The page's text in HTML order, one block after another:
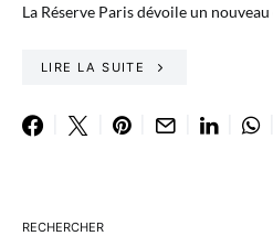
La Réserve Paris dévoile un
LIRE LA SUITE
RECHERCHER